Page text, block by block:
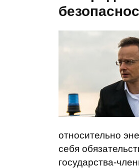
относительно
себя
государства-